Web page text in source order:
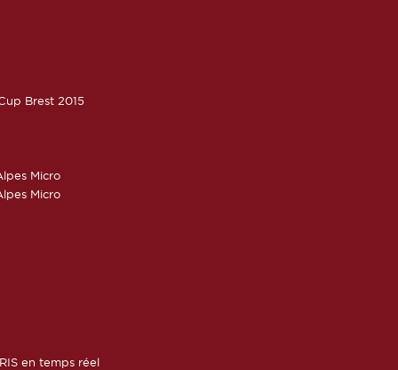
Brest 2015
Micro
Micro
en temps réel